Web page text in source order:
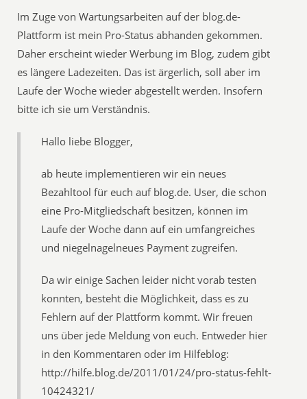
Im Zuge von Wartungsarbeiten auf der blog.de-
Plattform ist mein Pro-Status abhanden gekommen.
Daher erscheint wieder Werbung im Blog, zudem gibt
es längere Ladezeiten. Das ist ärgerlich, soll aber im
Laufe der Woche wieder abgestellt werden. Insofern
bitte ich sie um Verständnis.
Hallo liebe Blogger,
ab heute implementieren wir ein neues
Bezahltool für euch auf blog.de. User, die schon
eine Pro-Mitgliedschaft besitzen, können im
Laufe der Woche dann auf ein umfangreiches
und niegelnagelneues Payment zugreifen.
Da wir einige Sachen leider nicht vorab testen
konnten, besteht die Möglichkeit, dass es zu
Fehlern auf der Plattform kommt. Wir freuen
uns über jede Meldung von euch. Entweder hier
in den Kommentaren oder im Hilfeblog:
http://hilfe.blog.de/2011/01/24/pro-status-fehlt-
10424321/